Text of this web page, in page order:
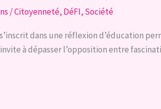
/Citoyenneté, DéFI, Société
dans une réflexion d’éducation
à dépasser l’opposition entre